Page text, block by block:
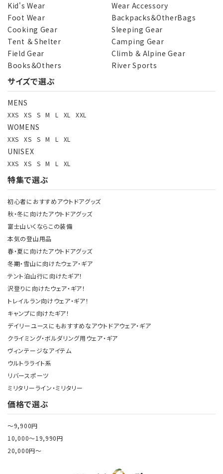
カテゴリー
検索する
Kid's Wear
Wear Accessory
Foot Wear
Backpacks＆OtherBags
Cooking Gear
Sleeping Gear
Tent ＆ Shelter
Camping Gear
Field Gear
Climb ＆ Alpine Gear
Books＆Others
River Sports
サイズで選ぶ
MENS
XXS XS S M L XL XXL
WOMENS
XXS XS S M L XL
UNISEX
XXS XS S M L XL
特集で選ぶ
初心者におすすめアウトドアグッズ
秋・冬に向けたアウトドアグッズ
富士山いくならこの装備
本気の登山用品
春・夏に向けたアウトドアグッズ
冬期・雪山に向けたウェア・ギア
テント泊山行に向けたギア！
沢登りに向けたウェア・ギア！
トレイルラン向けウェア・ギア！
キャンプに向けたギア！
デイリーユースにもおすすめなアウトドアウェア・ギア
クライミング・ボルダリング用ウェア・ギア
ヴィンテージなアイテム
ウルトラライト系
リバースポーツ
ミリタリーライン・ミリタリー
価格で選ぶ
～9,900円
10,000～19,990円
20,000円～